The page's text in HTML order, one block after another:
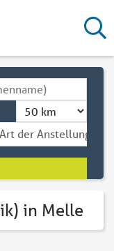
Art der Anstellung
in Melle